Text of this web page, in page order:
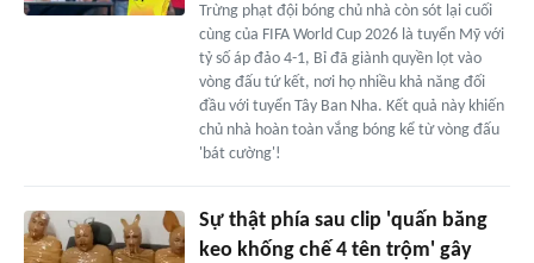
Trừng phạt đội bóng chủ nhà còn sót lại cuối
cùng của FIFA World Cup 2026 là tuyển Mỹ với
tỷ số áp đảo 4-1, Bỉ đã giành quyền lọt vào
vòng đấu tứ kết, nơi họ nhiều khả năng đối
đầu với tuyển Tây Ban Nha. Kết quả này khiến
chủ nhà hoàn toàn vắng bóng kể từ vòng đấu
'bát cường'!
Sự thật phía sau clip 'quấn băng
keo khống chế 4 tên trộm' gây